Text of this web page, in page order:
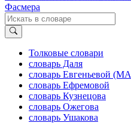
Фасмера
Толковые словари
словарь Даля
словарь Евгеньевой
словарь Ефремовой
словарь Кузнецова
словарь Ожегова
словарь Ушакова